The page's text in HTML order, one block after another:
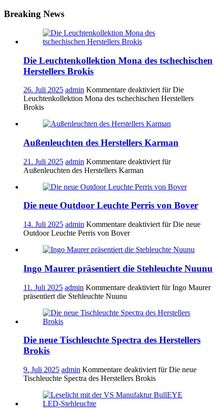
Breaking News
Die Leuchtenkollektion Mona des tschechischen
Herstellers Brokis
26. Juli 2025 admin Kommentare deaktiviert für Die
Leuchtenkollektion Mona des tschechischen Herstellers
Brokis
Außenleuchten des Herstellers Karman
21. Juli 2025 admin Kommentare deaktiviert für
Außenleuchten des Herstellers Karman
Die neue Outdoor Leuchte Perris von Bover
14. Juli 2025 admin Kommentare deaktiviert für Die neue
Outdoor Leuchte Perris von Bover
Ingo Maurer präsentiert die Stehleuchte Nuunu
11. Juli 2025 admin Kommentare deaktiviert für Ingo Maurer
präsentiert die Stehleuchte Nuunu
Die neue Tischleuchte Spectra des Herstellers
Brokis
9. Juli 2025 admin Kommentare deaktiviert für Die neue
Tischleuchte Spectra des Herstellers Brokis